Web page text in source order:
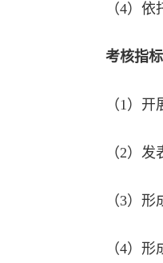
（4）
考核指
（1）
（2）
（3）
（4）